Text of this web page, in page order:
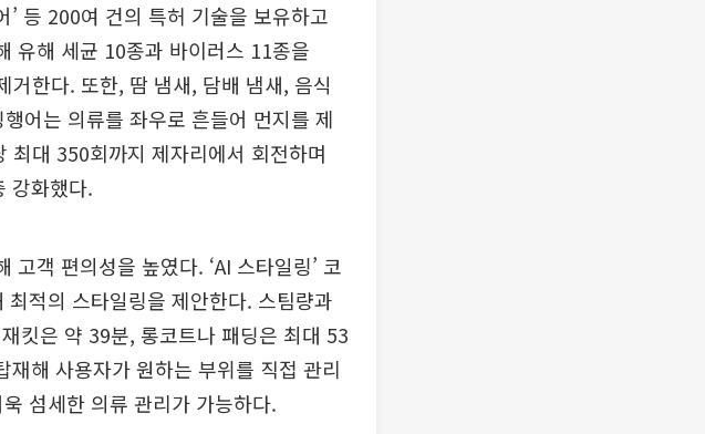
’ 등 200여 건의 특허 기술을 보유하고
유해 세균 10종과 바이러스 11종을
한다. 또한, 땀 냄새, 담배 냄새, 음식
어는 의류를 좌우로 흔들어 먼지를 제
대 350회까지 제자리에서 회전하며
강화했다.
객 편의성을 높였다. ‘AI 스타일링’ 코
적의 스타일링을 제안한다. 스팀량과
킷은 약 39분, 롱코트나 패딩은 최대 53
해 사용자가 원하는 부위를 직접 관리
섬세한 의류 관리가 가능하다.